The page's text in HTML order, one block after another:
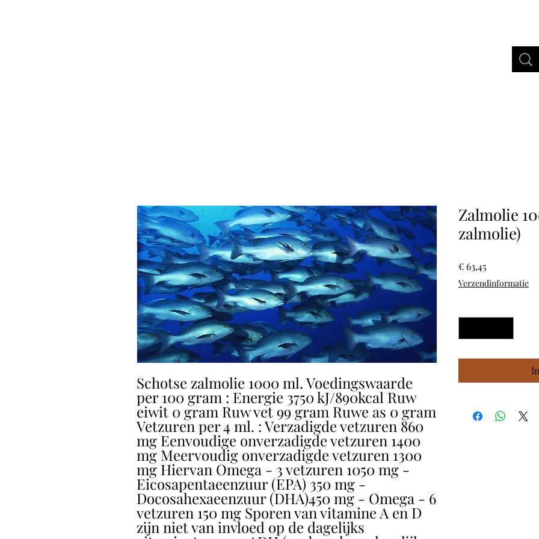
Schotse zalmolie 1000 ml. Voedingswaarde
per 100 gram : Energie 3750 kJ/890kcal Ruw
eiwit 0 gram Ruw vet 99 gram Ruwe as 0 gram
Vetzuren per 4 ml. : Verzadigde vetzuren 860
mg Eenvoudige onverzadigde vetzuren 1400
mg Meervoudig onverzadigde vetzuren 1300
mg Hiervan Omega - 3 vetzuren 1050 mg -
Eicosapentaeenzuur (EPA) 350 mg -
Docosahexaeenzuur (DHA)450 mg - Omega - 6
vetzuren 150 mg Sporen van vitamine A en D
zijn niet van invloed op de dagelijks
Zalmolie
zalmolie)
€ 63,45
Verzendinformatie